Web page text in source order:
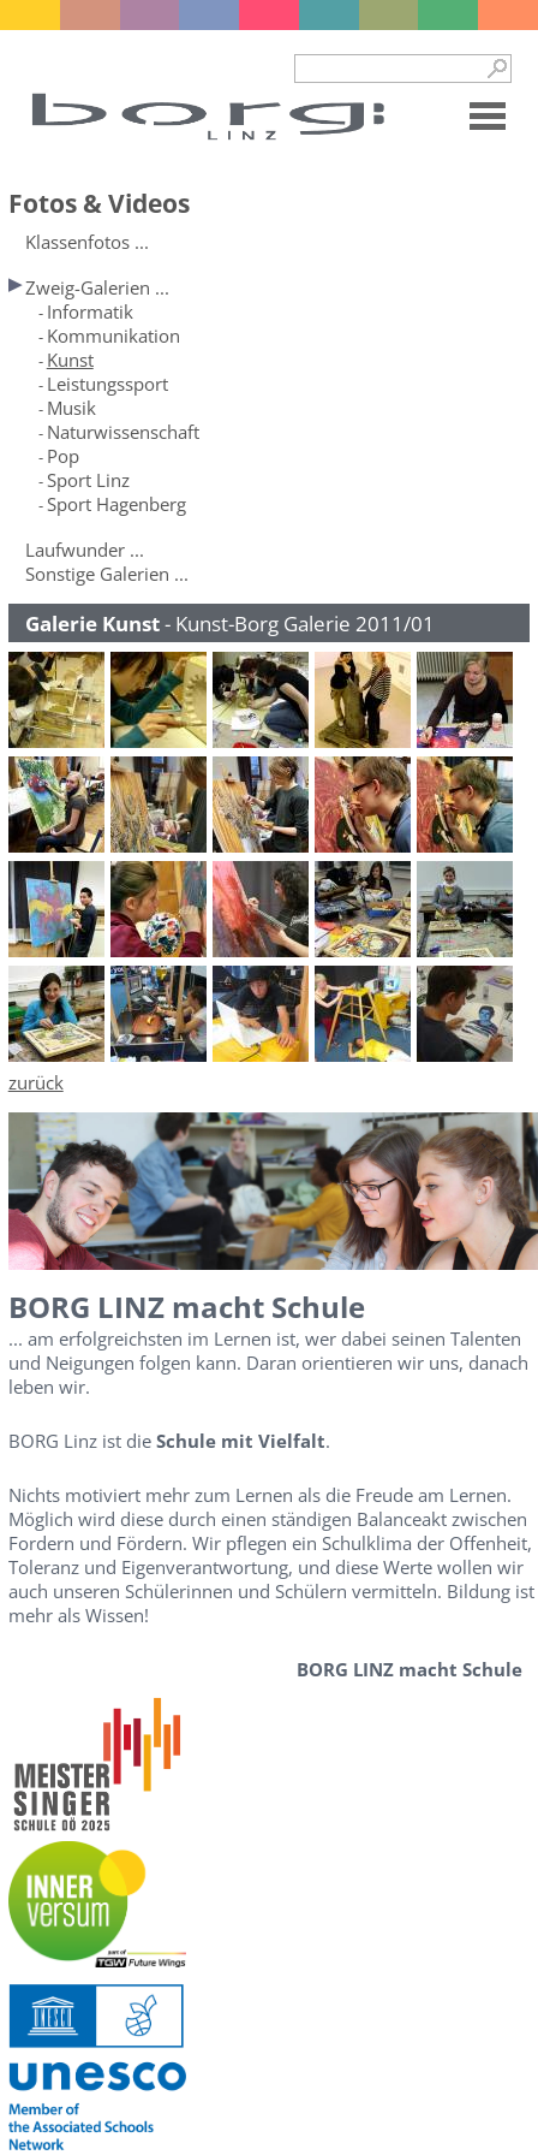
Fotos & Videos
Klassenfotos ...
Zweig-Galerien ...
- Informatik
- Kommunikation
- Kunst
- Leistungssport
- Musik
- Naturwissenschaft
- Pop
-Sport Linz
-Sport Hagenberg
Laufwunder ...
Sonstige Galerien ...
Galerie Kunst- Kunst-Borg Galerie 2011/01
zurück
BORG LINZ macht Schule
... am erfolgreichsten im Lernen ist, wer dabei seinen Talenten
und Neigungen folgen kann. Daran orientieren wir uns, danach
leben wir.
BORG Linz ist die Schule mit Vielfalt.
Nichts motiviert mehr zum Lernen als die Freude am Lernen.
Möglich wird diese durch einen ständigen Balanceakt zwischen
Fordern und Fördern. Wir pflegen ein Schulklima der Offenheit,
Toleranz und Eigenverantwortung, und diese Werte wollen wir
auch unseren Schülerinnen und Schülern vermitteln. Bildung ist
mehr als Wissen!
BORG LINZ macht Schule